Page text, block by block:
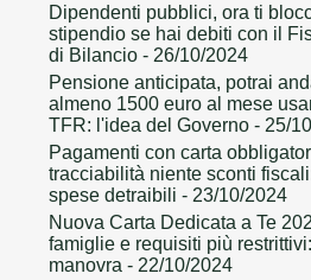
Dipendenti pubblici, ora ti
stipendio se hai debiti con il
di Bilancio - 26/10/2024
Pensione anticipata, potrai
almeno 1500 euro al mese
TFR: l'idea del Governo - 25/
Pagamenti con carta
tracciabilità niente sconti
spese detraibili - 23/10/2024
Nuova Carta Dedicata a Te
famiglie e requisiti più
manovra - 22/10/2024